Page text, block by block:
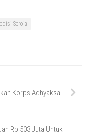
Seroja
Korps Adhyaksa
Rp 503 Juta Untuk